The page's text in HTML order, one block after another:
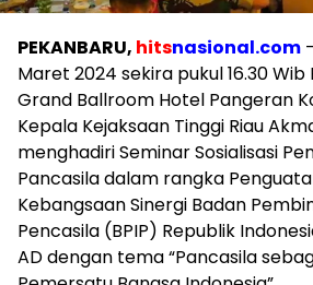
PEKANBARU, hitsnasional.com
Maret 2024 sekira pukul 16.30
Grand Ballroom Hotel Pangeran
Kepala Kejaksaan Tinggi Riau
menghadiri Seminar Sosialisasi
Pancasila dalam rangka
Kebangsaan Sinergi Badan
Pencasila (BPIP) Republik
AD dengan tema “Pancasila